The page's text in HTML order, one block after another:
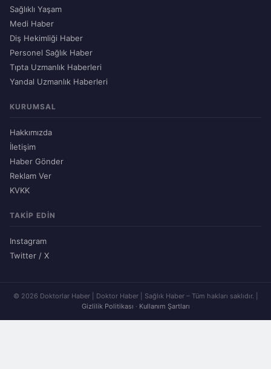
Sağlıklı Yaşam
Medi Haber
Diş Hekimliği Haber
Personel Sağlık Haber
Tıpta Uzmanlık Haberleri
Yandal Uzmanlık Haberleri
KURUMSAL
Hakkımızda
İletişim
Haber Gönder
Reklam Ver
KVKK
TAKIP EDIN
Instagram
Twitter / X
© 2026 Doktorlar Haber | Doktor Haber | Sağlık Haber – Tüm hakları saklıdır. |
Gizlilik Politikası · Kullanım Şartları